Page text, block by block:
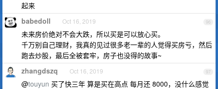
起来
96
babedoll Oct 16, 2019
未来房价绝对不会大跌，所以买是可以放心买。
千万别自己理财，我真的见过很多老一辈的人觉得买房亏，然后
跑去炒股，最后全被套牢，房子也没得的故事~
97
zhangdszq Oct 16, 2019
@touyun 买了快三年 算是买在高点 每月还 8000，没什么感觉